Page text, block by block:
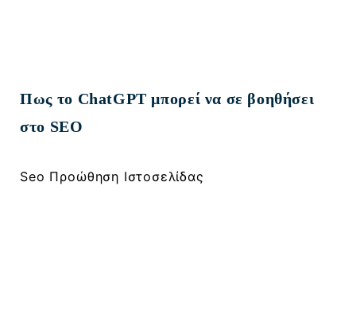
Πως το ChatGPT μπορεί να σε βοηθήσει
στο SEO
Seo Προώθηση Ιστοσελίδας